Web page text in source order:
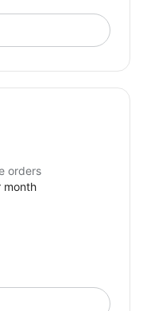
orders
month